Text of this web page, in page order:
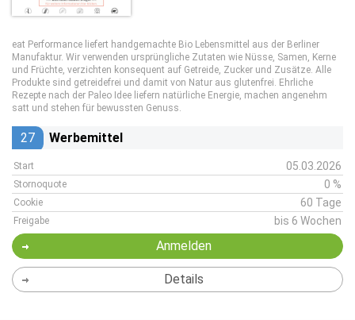
eat Performance liefert handgemachte Bio Lebensmittel aus der Berliner
Manufaktur. Wir verwenden ursprüngliche Zutaten wie Nüsse, Samen, Kerne
und Früchte, verzichten konsequent auf Getreide, Zucker und Zusätze. Alle
Produkte sind getreidefrei und damit von Natur aus glutenfrei. Ehrliche
Rezepte nach der Paleo Idee liefern natürliche Energie, machen angenehm
satt und stehen für bewussten Genuss.
27 Werbemittel
Start 05.03.2026
Stornoquote 0 %
Cookie 60 Tage
Freigabe bis 6 Wochen
Anmelden
Details